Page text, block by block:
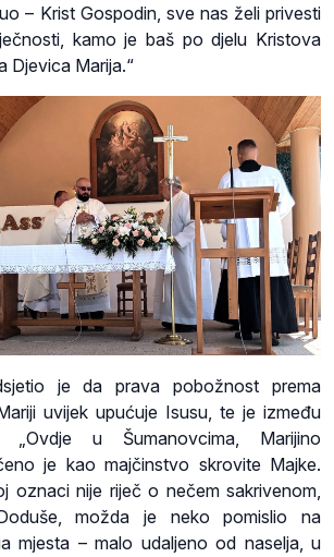
– Krist Gospodin, sve nas želi privesti
kamo je baš po djelu Kristova
Djevica Marija.“
je da prava pobožnost prema
uvijek upućuje Isusu, te je između
„Ovdje u Šumanovcima, Marijino
je kao majčinstvo skrovite Majke.
oznaci nije riječ o nečem sakrivenom,
možda je neko pomislio na
mjesta – malo udaljeno od naselja, u